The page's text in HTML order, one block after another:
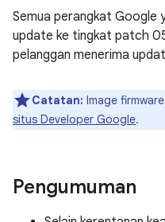
Semua perangkat Google
update ke tingkat patch
pelanggan menerima
Catatan: Image
situs Developer Google.
Pengumuman